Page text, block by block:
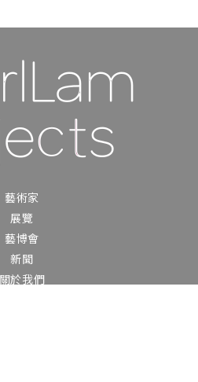
藝術家
展覽
藝博會
新聞
關於我們